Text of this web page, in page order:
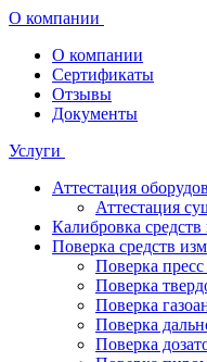
О компании
О компании
Сертификаты
Отзывы
Документы
Услуги
Аттестация
Аттестация
Калибровка
Поверка средств
Поверка
Поверка
Поверка
Поверка
Поверка